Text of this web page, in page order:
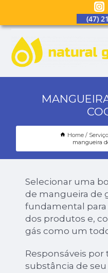
(47)
Home
mangueira
Selecionar uma
de mangueira de
fundamental
dos produtos e,
gás como um
Responsáveis por
substância de